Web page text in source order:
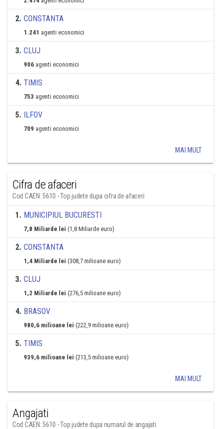
2. CONSTANTA
1.241 agenti economici
3. CLUJ
906 agenti economici
4. TIMIS
753 agenti economici
5. ILFOV
709 agenti economici
MAI MULT
Cifra de afaceri
Cod CAEN: 5610 - Top judete dupa cifra de afaceri
1. MUNICIPIUL BUCURESTI
7,8 Miliarde lei (1,8 Miliarde euro)
2. CONSTANTA
1,4 Miliarde lei (308,7 milioane euro)
3. CLUJ
1,2 Miliarde lei (276,5 milioane euro)
4. BRASOV
980,6 milioane lei (222,9 milioane euro)
5. TIMIS
939,6 milioane lei (213,5 milioane euro)
MAI MULT
Angajati
Cod CAEN: 5610 - Top judete dupa numarul de angajati